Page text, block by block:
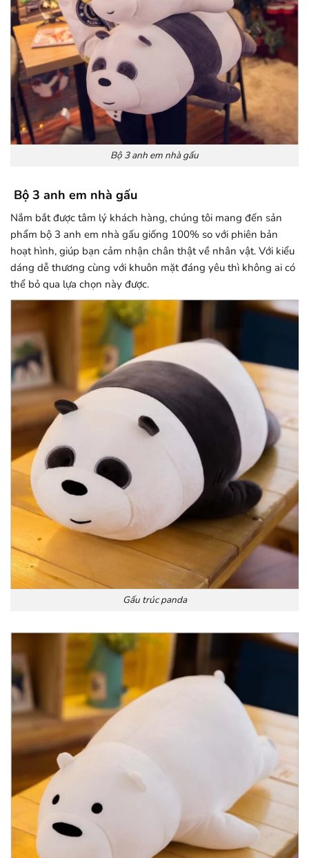
Bộ 3 anh em nhà gấu
Bộ 3 anh em nhà gấu
Nắm bắt được tâm lý khách hàng, chúng tôi mang đến sản
phẩm bộ 3 anh em nhà gấu giống 100% so với phiên bản
hoạt hình, giúp bạn cảm nhận chân thật về nhân vật. Với kiểu
dáng dễ thương cùng với khuôn mặt đáng yêu thì không ai có
thể bỏ qua lựa chọn này được.
Gấu trúc panda